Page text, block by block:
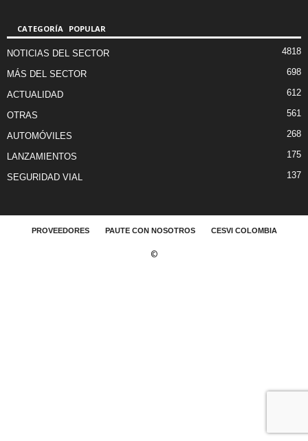
CATEGORÍA POPULAR
NOTICIAS DEL SECTOR 4818
MÁS DEL SECTOR 698
ACTUALIDAD 612
OTRAS 561
AUTOMÓVILES 268
LANZAMIENTOS 175
SEGURIDAD VIAL 137
PROVEEDORES PAUTE CON NOSOTROS CESVI COLOMBIA
©